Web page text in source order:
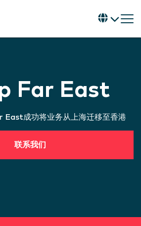
Far East
East成功将业务从上海迁移至香港
联系我们